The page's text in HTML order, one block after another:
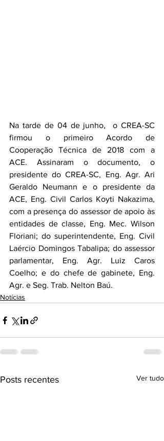
Na tarde de 04 de junho,  o CREA-SC
firmou o primeiro Acordo de
Cooperação Técnica de 2018 com a
ACE. Assinaram o documento, o
presidente do CREA-SC, Eng. Agr. Ari
Geraldo Neumann e o presidente da
ACE, Eng. Civil Carlos Koyti Nakazima,
com a presença do assessor de apoio às
entidades de classe, Eng. Mec. Wilson
Floriani; do superintendente, Eng. Civil
Laércio Domingos Tabalipa; do assessor
parlamentar, Eng. Agr. Luiz Caros
Coelho; e do chefe de gabinete, Eng.
Agr. e Seg. Trab. Nelton Baú.
Notícias
Posts recentes Ver tudo